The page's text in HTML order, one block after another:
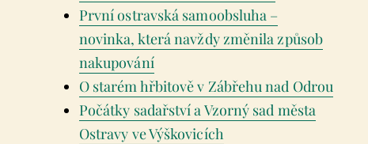
První ostravská samoobsluha –
novinka, která navždy změnila způsob
nakupování
O starém hřbitově v Zábřehu nad Odrou
Počátky sadařství a Vzorný sad města
Ostravy ve Výškovicích